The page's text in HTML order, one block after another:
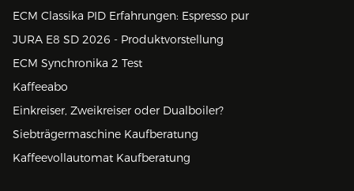
ECM Classika PID Erfahrungen: Espresso pur
JURA E8 SD 2026 - Produktvorstellung
ECM Synchronika 2 Test
Kaffeeabo
Einkreiser, Zweikreiser oder Dualboiler?
Siebträgermaschine Kaufberatung
Kaffeevollautomat Kaufberatung